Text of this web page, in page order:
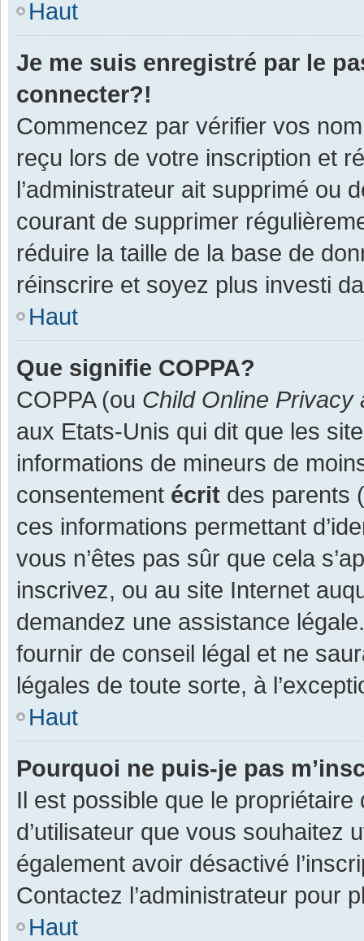
Haut
Je me suis enregistré par le
connecter?!
Commencez par vérifier vos
reçu lors de votre inscription et
l’administrateur ait supprimé ou
courant de supprimer
réduire la taille de la base de
réinscrire et soyez plus investi
Haut
Que signifie COPPA?
COPPA (ou Child Online Privacy
aux Etats-Unis qui dit que les
informations de mineurs de
consentement écrit des parents
ces informations permettant
vous n’êtes pas sûr que cela
inscrivez, ou au site Internet
demandez une assistance
fournir de conseil légal et ne
légales de toute sorte, à
Haut
Pourquoi ne puis-je pas
Il est possible que le
d’utilisateur que vous souhaitez
également avoir désactivé
Contactez l’administrateur pour
Haut